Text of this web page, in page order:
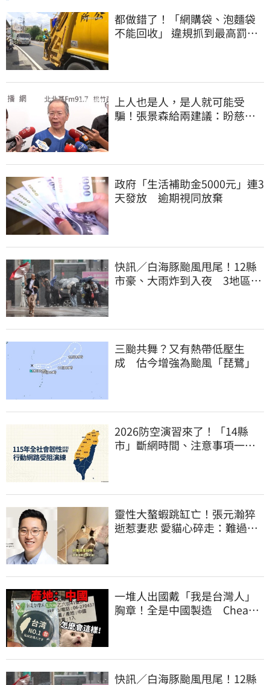
都做錯了！「網購袋、泡麵袋
不能回收」 違規抓到最高罰
上人也是人，是人就可能受
騙！張景森給兩建議：盼慈濟
政府「生活補助金5000元」連3
天發放 逾期視同放棄
快訊／白海豚颱風甩尾！12縣
市豪、大雨炸到入夜 3地區有
三颱共舞？又有熱帶低壓生
成 估今增強為颱風「琵鷺」
2026防空演習來了！「14縣
市」斷網時間、注意事項一次
靈性大螯蝦跳缸亡！張元瀚猝
逝惹妻悲 愛貓心碎走：難過不
一堆人出國戴「我是台灣人」
胸章！全是中國製造 Cheap
快訊／白海豚颱風甩尾！12縣